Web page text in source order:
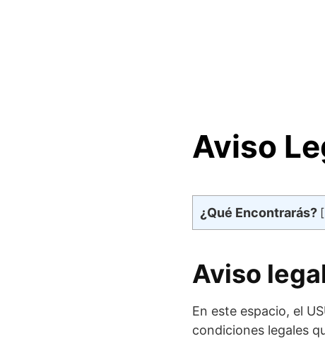
Aviso
¿Qué Encontrarás? [
Aviso
En este espacio, el
condiciones legales